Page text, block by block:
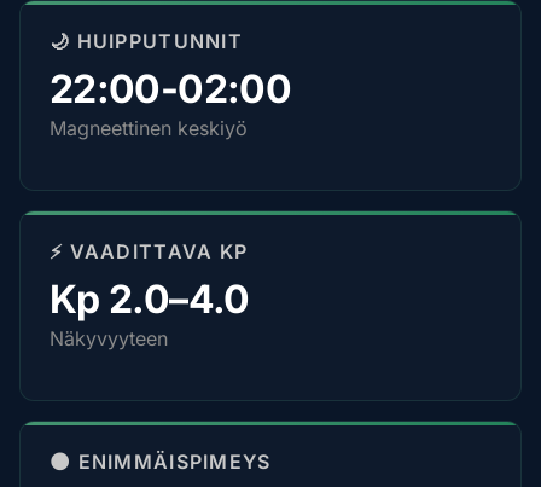
🌙 HUIPPUTUNNIT
22:00-02:00
Magneettinen keskiyö
⚡ VAADITTAVA KP
Kp 2.0–4.0
Näkyvyyteen
🌑 ENIMMÄISPIMEYS